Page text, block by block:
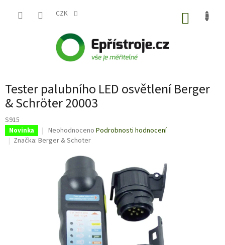
CZK
Tester palubního LED osvětlení Berger
& Schröter 20003
S915
Novinka
Průměrné
hodnocení
hvězdiček.
Neohodnoceno Podrobnosti hodnocení
Značka: Berger & Schoter